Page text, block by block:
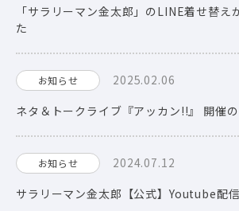
「サラリーマン金太郎」のLINE着せ替え
た
お知らせ
2025.02.06
ネタ＆トークライブ『アッカン!!』 開催
お知らせ
2024.07.12
サラリーマン金太郎【公式】Youtube配